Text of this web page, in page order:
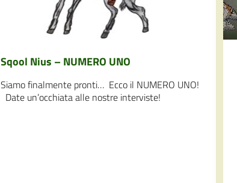
Sqool Nius – NUMERO UNO
Siamo finalmente pronti… Ecco il NUMERO UNO!
Date un’occhiata alle nostre interviste!